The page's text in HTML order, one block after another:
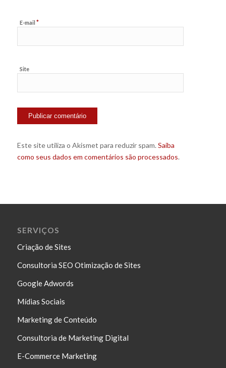
E-mail *
Site
Este site utiliza o Akismet para reduzir spam. Saiba
como seus dados em comentários são processados.
SERVIÇOS
Criação de Sites
Consultoria SEO Otimização de Sites
Google Adwords
Mídias Sociais
Marketing de Conteúdo
Consultoria de Marketing Digital
E-Commerce Marketing